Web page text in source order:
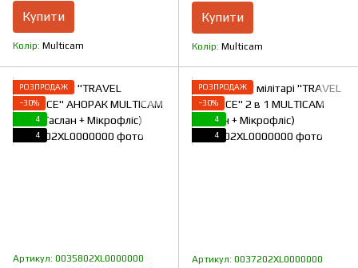
Купити
Колір Multicam
Купити
Колір Multicam
РОЗПРОДАЖ
−30%
4
4
Артикул: 0035802XL0000000
РОЗПРОДАЖ
−30%
4
4
Артикул: 0037202XL0000000